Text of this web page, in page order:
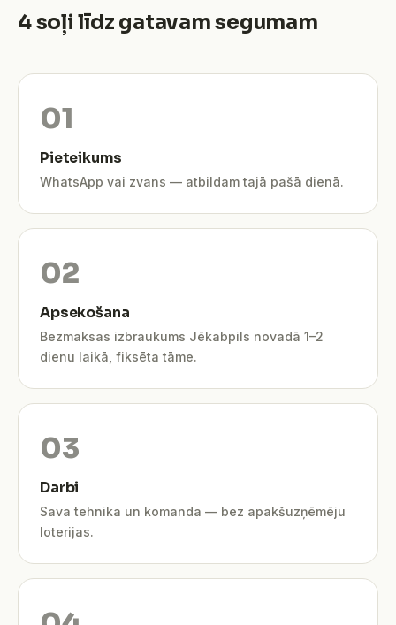
4 soļi līdz gatavam segumam
Pieteikums
WhatsApp vai zvans — atbildam tajā pašā dienā.
Apsekošana
Bezmaksas izbraukums Jēkabpils novadā 1–2
dienu laikā, fiksēta tāme.
Darbi
Sava tehnika un komanda — bez apakšuzņēmēju
loterijas.